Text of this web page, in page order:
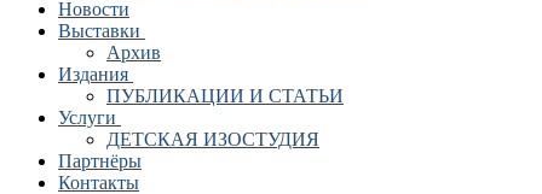
Новости
Выставки
Архив
Издания
ПУБЛИКАЦИИ И СТАТЬИ
Услуги
ДЕТСКАЯ ИЗОСТУДИЯ
Партнёры
Контакты